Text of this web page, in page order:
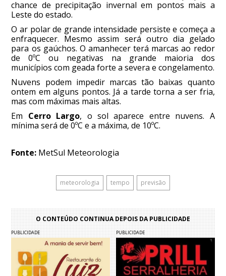
chance de precipitação invernal em pontos mais a
Leste do estado.
O ar polar de grande intensidade persiste e começa a
enfraquecer. Mesmo assim será outro dia gelado
para os gaúchos. O amanhecer terá marcas ao redor
de 0ºC ou negativas na grande maioria dos
municípios com geada forte a severa e congelamento.
Nuvens podem impedir marcas tão baixas quanto
ontem em alguns pontos. Já a tarde torna a ser fria,
mas com máximas mais altas.
Em Cerro Largo, o sol aparece entre nuvens. A
mínima será de 0ºC e a máxima, de 10ºC.
Fonte: MetSul Meteorologia
meteorologia tempo previsão
O CONTEÚDO CONTINUA DEPOIS DA PUBLICIDADE
PUBLICIDADE PUBLICIDADE